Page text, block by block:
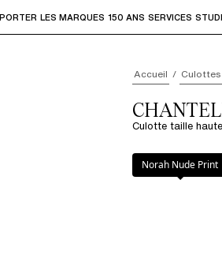
haut" ou "Échap" pour
LES MARQUES 150 ANS SERVICES
Accueil
Culotte taille
Couleur: Norah
Norah Nude Print